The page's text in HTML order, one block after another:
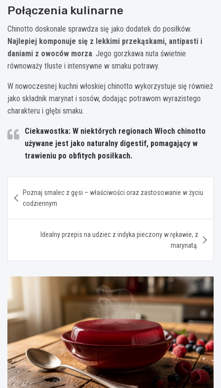
Połączenia kulinarne
Chinotto doskonale sprawdza się jako dodatek do posiłków.
Najlepiej komponuje się z lekkimi przekąskami, antipasti i
daniami z owoców morza. Jego gorzkawa nuta świetnie
równoważy tłuste i intensywne w smaku potrawy.
W nowoczesnej kuchni włoskiej chinotto wykorzystuje się również
jako składnik marynat i sosów, dodając potrawom wyrazistego
charakteru i głębi smaku.
Ciekawostka: W niektórych regionach Włoch chinotto
używane jest jako naturalny digestif, pomagający w
trawieniu po obfitych posiłkach.
wpisu
Poznaj smalec z gęsi – właściwości oraz zastosowanie w życiu
codziennym
Idealny przepis na udziec z indyka pieczony w rękawie, z
marynatą.